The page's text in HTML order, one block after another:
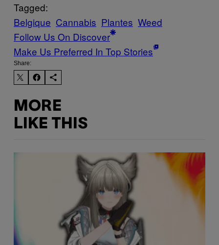
Tagged:
Belgique Cannabis Plantes Weed
Follow Us On Discover
Make Us Preferred In Top Stories
Share:
MORE
LIKE THIS